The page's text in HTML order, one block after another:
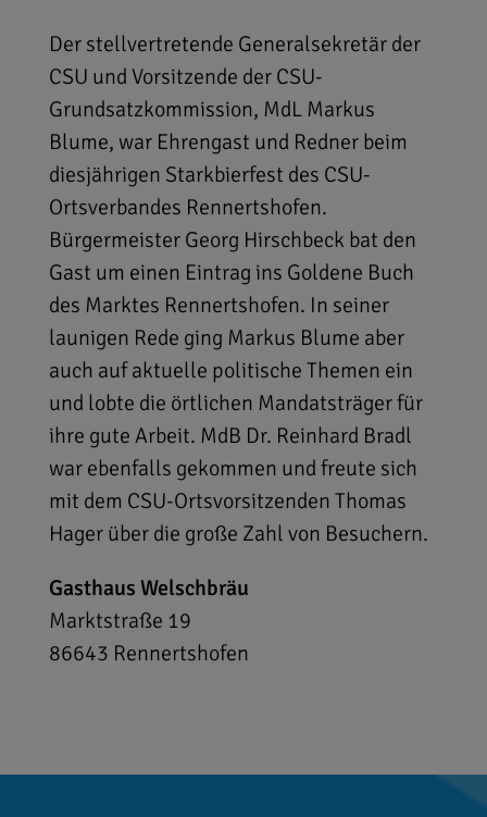
Der stellvertretende Generalsekretär der
CSU und Vorsitzende der CSU-
Grundsatzkommission, MdL Markus
Blume, war Ehrengast und Redner beim
diesjährigen Starkbierfest des CSU-
Ortsverbandes Rennertshofen.
Bürgermeister Georg Hirschbeck bat den
Gast um einen Eintrag ins Goldene Buch
des Marktes Rennertshofen. In seiner
launigen Rede ging Markus Blume aber
auch auf aktuelle politische Themen ein
und lobte die örtlichen Mandatsträger für
ihre gute Arbeit. MdB Dr. Reinhard Bradl
war ebenfalls gekommen und freute sich
mit dem CSU-Ortsvorsitzenden Thomas
Hager über die große Zahl von Besuchern.
Gasthaus Welschbräu
Marktstraße 19
86643 Rennertshofen